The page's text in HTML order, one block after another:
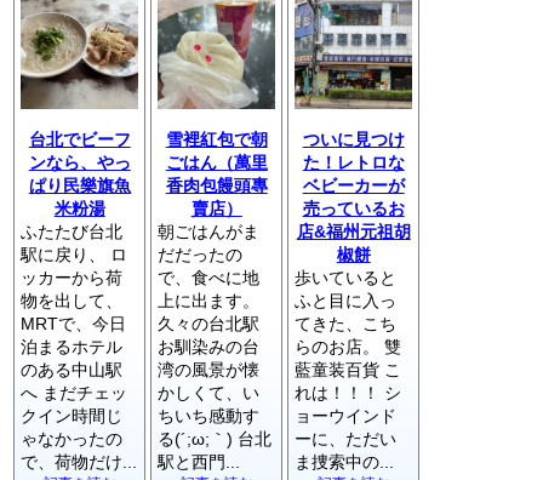
台北でビーフ
ンなら、やっ
ぱり民樂旗魚
米粉湯
ふたたび台北
駅に戻り、 ロ
ッカーから荷
物を出して、
MRTで、今日
泊まるホテル
のある中山駅
へ まだチェッ
クイン時間じ
ゃなかったの
で、荷物だけ...
雪裡紅包で朝
ごはん（萬里
香肉包饅頭專
賣店）
朝ごはんがま
だだったの
で、食べに地
上に出ます。
久々の台北駅
お馴染みの台
湾の風景が懐
かしくて、い
ちいち感動す
る(´;ω;｀) 台北
駅と西門...
ついに見つけ
た！レトロな
ベビーカーが
売っているお
店&福州元祖胡
椒餅
歩いていると
ふと目に入っ
てきた、こち
らのお店。 雙
藍童装百貨 こ
れは！！！ シ
ョーウインド
ーに、ただい
ま捜索中の...